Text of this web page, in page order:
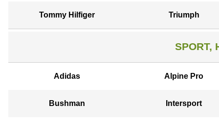
Tommy Hilfiger Triumph
SPORT,
Adidas Alpine Pro
Bushman Intersport